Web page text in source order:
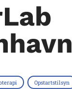
Opstartstilsyn